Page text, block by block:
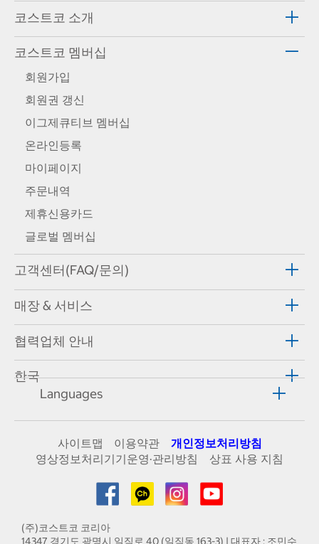
코스트코 소개
코스트코 멤버십
회원가입
회원권 갱신
이그제큐티브 멤버십
온라인등록
마이페이지
주문내역
제휴신용카드
글로벌 멤버십
고객센터(FAQ/문의)
매장 & 서비스
협력업체 안내
한국
Languages
사이트맵 이용약관
개인정보처리방침
영상정보처리기기운영·관리방침
상표 사용 지침
(주)코스트코 코리아
14347 경기도 광명시 일직로 40 (일직동 163-3) | 대표자 : 조민수